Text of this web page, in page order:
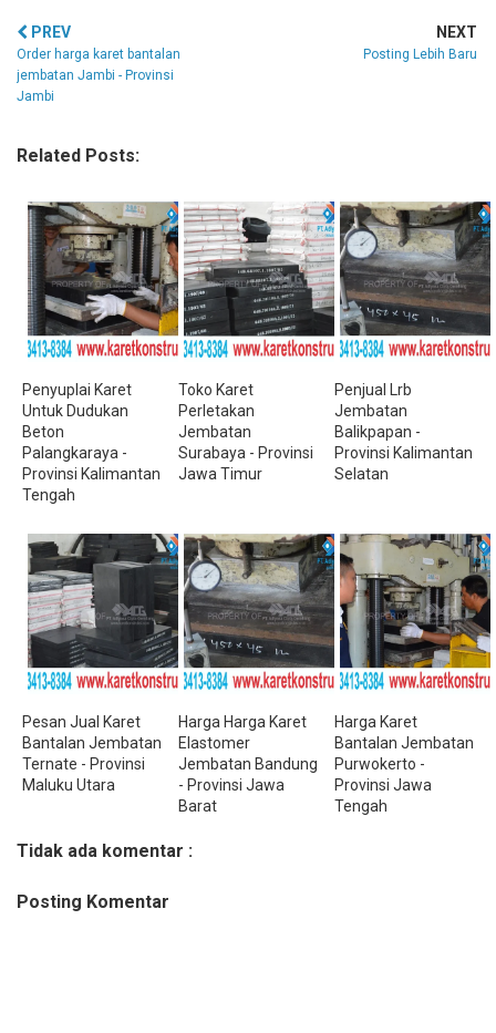
PREV
Order harga karet bantalan
jembatan Jambi - Provinsi
Jambi
NEXT
Posting Lebih Baru
Related Posts:
Penyuplai Karet
Untuk Dudukan
Beton
Palangkaraya -
Provinsi Kalimantan
Tengah
Toko Karet
Perletakan
Jembatan
Surabaya - Provinsi
Jawa Timur
Penjual Lrb
Jembatan
Balikpapan -
Provinsi Kalimantan
Selatan
Pesan Jual Karet
Bantalan Jembatan
Ternate - Provinsi
Maluku Utara
Harga Harga Karet
Elastomer
Jembatan Bandung
- Provinsi Jawa
Barat
Harga Karet
Bantalan Jembatan
Purwokerto -
Provinsi Jawa
Tengah
Tidak ada komentar :
Posting Komentar